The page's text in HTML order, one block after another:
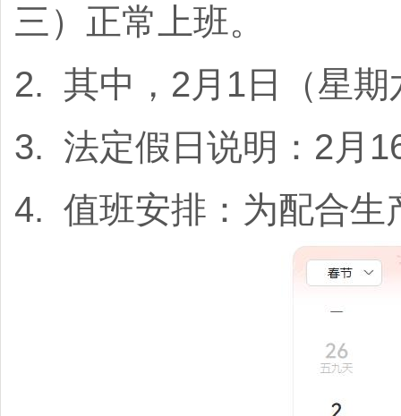
三）正常上班。
2. 其中，2月1日（星期
3. 法定假日说明：2月
4. 值班安排：为配合生